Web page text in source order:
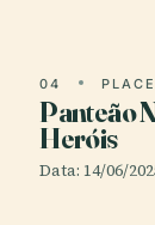
04 PLACE
Panteão
Heróis
Data: 14/06/